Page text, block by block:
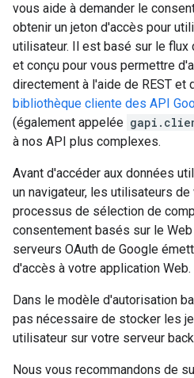
vous aide à demander le
obtenir un jeton d'accès pour
utilisateur. Il est basé sur le flux
et conçu pour vous permettre
directement à l'aide de REST et
bibliothèque cliente des API
(également appelée
à nos API plus complexes.
Avant d'accéder aux données
un navigateur, les utilisateurs
processus de sélection de
consentement basés sur le
serveurs OAuth de Google
d'accès à votre application Web.
Dans le modèle d'autorisation
pas nécessaire de stocker les
utilisateur sur votre serveur
Nous vous recommandons de